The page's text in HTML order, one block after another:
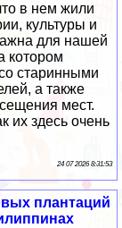
в нем жили
культуры и
для нашей
котором
старинными
а также
мест.
их здесь очень
24 07 2026 8:31:53
плантаций